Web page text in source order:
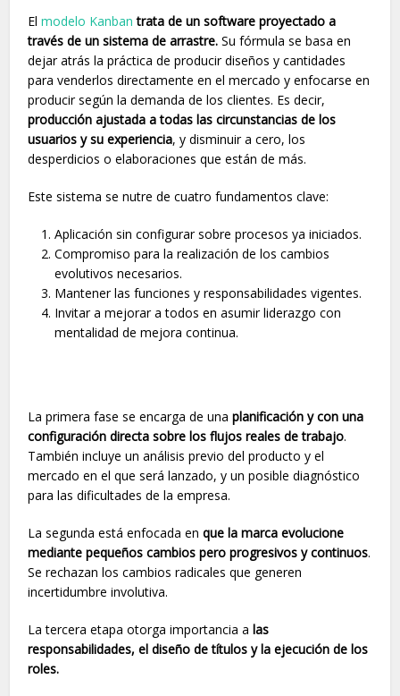
Elmodelo Kanban trata de un software proyectado a
través de un sistema de arrastre. Su fórmula se basa en
dejar atrás la práctica de producir diseños y cantidades
para venderlos directamente en el mercado y enfocarse en
producir según la demanda de los clientes. Es decir,
producción ajustada a todas las circunstancias de los
usuarios y su experiencia, y disminuir a cero, los
desperdicios o elaboraciones que están de más.
Este sistema se nutre de cuatro fundamentos clave:
Aplicación sin configurar sobre procesos ya iniciados.
Compromiso para la realización de los cambios
evolutivos necesarios.
Mantener las funciones y responsabilidades vigentes.
Invitar a mejorar a todos en asumir liderazgo con
mentalidad de mejora continua.
La primera fase se encarga de una planificación y con una
configuración directa sobre los flujos reales de trabajo.
También incluye un análisis previo del producto y el
mercado en el que será lanzado, y un posible diagnóstico
para las dificultades de la empresa.
La segunda está enfocada en que la marca evolucione
mediante pequeños cambios pero progresivos y continuos.
Se rechazan los cambios radicales que generen
incertidumbre involutiva.
La tercera etapa otorga importancia alas
responsabilidades, el diseño de títulos y la ejecución de los
roles.